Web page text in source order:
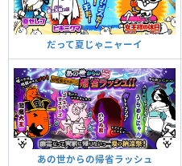
だって夏じゃニャーイ
あの世からの帰省ラッシュ